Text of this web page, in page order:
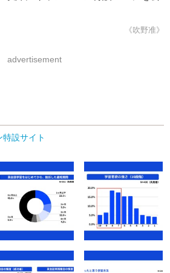
《吹野准》
advertisement
設サイト